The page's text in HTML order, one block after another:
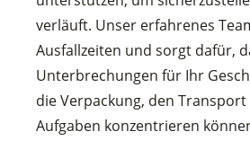
verläuft. Unser erfahrenes
Ausfallzeiten und sorgt dafür,
Unterbrechungen für Ihr
die Verpackung, den
Aufgaben konzentrieren